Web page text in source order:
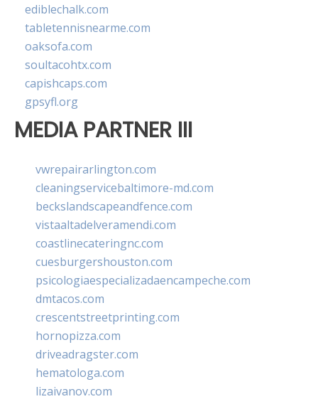
ediblechalk.com
tabletennisnearme.com
oaksofa.com
soultacohtx.com
capishcaps.com
gpsyfl.org
MEDIA PARTNER III
vwrepairarlington.com
cleaningservicebaltimore-md.com
beckslandscapeandfence.com
vistaaltadelveramendi.com
coastlinecateringnc.com
cuesburgershouston.com
psicologiaespecializadaencampeche.com
dmtacos.com
crescentstreetprinting.com
hornopizza.com
driveadragster.com
hematologa.com
lizaivanov.com